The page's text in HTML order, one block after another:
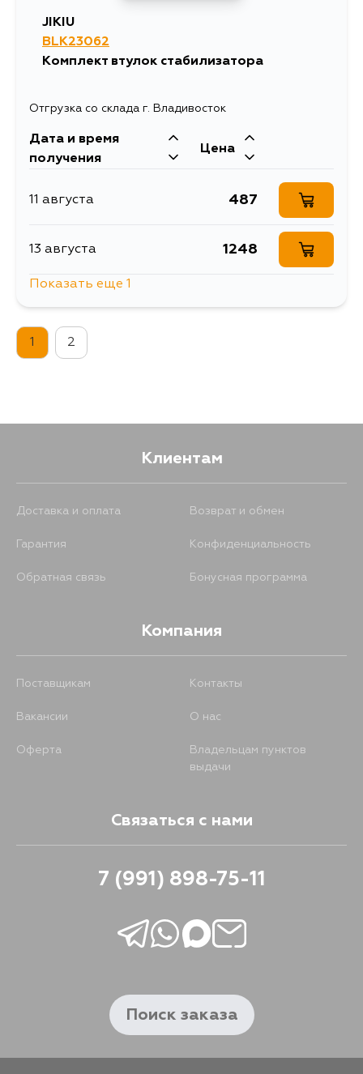
JIKIU
BLK23062
Комплект втулок стабилизатора
Отгрузка со склада г. Владивосток
Дата и время
получения
Цена
11 августа 487
13 августа 1248
Показать еще 1
1 2
Клиентам
Доставка и оплата Возврат и обмен
Гарантия Конфиденциальность
Обратная связь Бонусная программа
Компания
Поставщикам Контакты
Вакансии О нас
Оферта
Владельцам пунктов
выдачи
Связаться с нами
7 (991) 898-75-11
Поиск заказа